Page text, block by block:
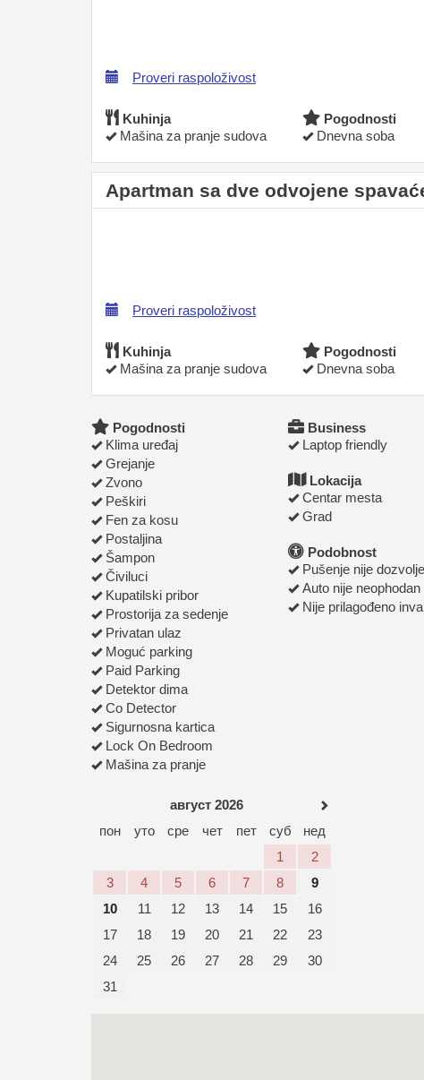
Proveri raspoloživost
Kuhinja
Mašina za pranje sudova
Pogodnosti
Dnevna soba
Apartman sa dve odvojene
Proveri raspoloživost
Kuhinja
Mašina za pranje sudova
Pogodnosti
Dnevna soba
Pogodnosti
Klima uređaj
Grejanje
Zvono
Peškiri
Fen za kosu
Postaljina
Šampon
Čiviluci
Kupatilski pribor
Prostorija za sedenje
Privatan ulaz
Moguć parking
Paid Parking
Detektor dima
Co Detector
Sigurnosna kartica
Lock On Bedroom
Mašina za pranje
Business
Laptop friendly
Lokacija
Centar mesta
Grad
Podobnost
Pušenje nije
Auto nije neophodan
Nije prilagođeno
август 2026
пон
уто сре чет пет суб
нед
1
2
3
4 5 6 7 8
9
10
11 12 13 14 15
16
17
18 19 20 21 22
23
24
25 26 27 28 29
30
31